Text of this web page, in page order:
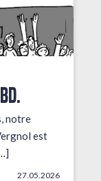
notre
est
27.05.2026